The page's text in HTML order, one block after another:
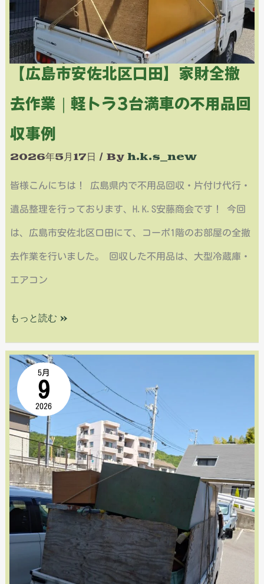
軽
ト
ラ
車
2
台
分
の
回
収
事
【広島市安佐北区口田】家財全撤
去作業｜軽トラ3台満車の不用品回
収事例
2026年5月17日 / By h.k.s_new
皆様こんにちは！ 広島県内で不用品回収・片付け代行・
遺品整理を行っております、H.K.S安藤商会です！ 今回
は、広島市安佐北区口田にて、コーポ1階のお部屋の全撤
去作業を行いました。 回収した不用品は、大型冷蔵庫・
エアコン
北
区
口
田】
家
財
ト
3
台
満
車
の
不
用
もっと読む »
5月
9
2026
【東
区
中
山
東】
に
て